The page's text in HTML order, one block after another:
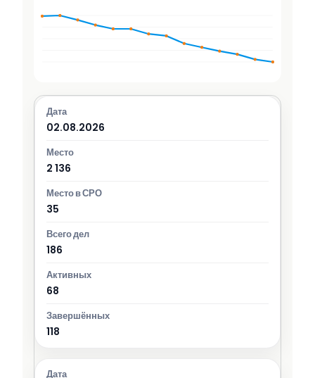
02.08.2026
2 136
35
186
68
118